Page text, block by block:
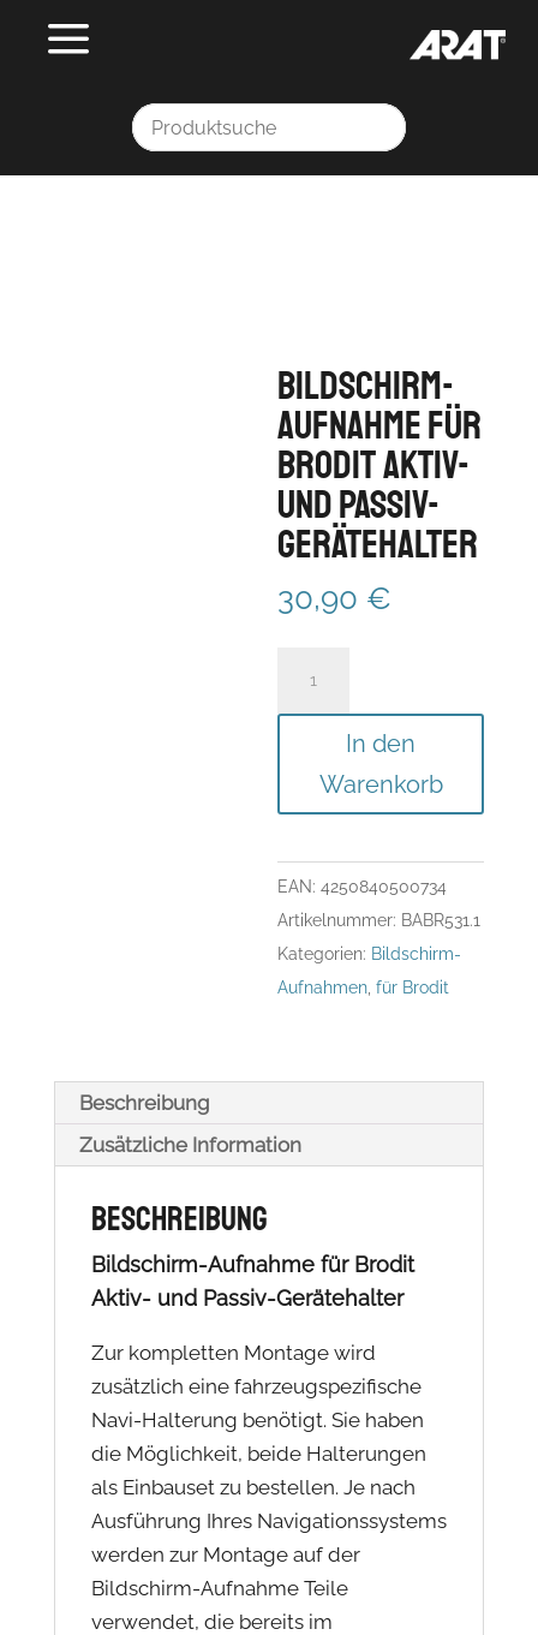
Bildschirm-
Aufnahme für
Brodit Aktiv-
und Passiv-
Gerätehalter
30,90 €
Aktiv-
Passiv-
Gerätehalter
Menge
In den
Warenkorb
EAN:4250840500734
Artikelnummer: BABR531.1
Kategorien: Bildschirm-
Aufnahmen ,für Brodit
Beschreibung
Zusätzliche Information
Beschreibung
Bildschirm-Aufnahme für Brodit
Aktiv- und Passiv-Gerätehalter
Zur kompletten Montage wird
zusätzlich eine fahrzeugspezifische
Navi-Halterung benötigt. Sie haben
die Möglichkeit, beide Halterungen
als Einbauset zu bestellen. Je nach
Ausführung Ihres Navigationssystems
werden zur Montage auf der
Bildschirm-Aufnahme Teile
verwendet, die bereits im